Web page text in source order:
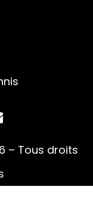
– Tous droits